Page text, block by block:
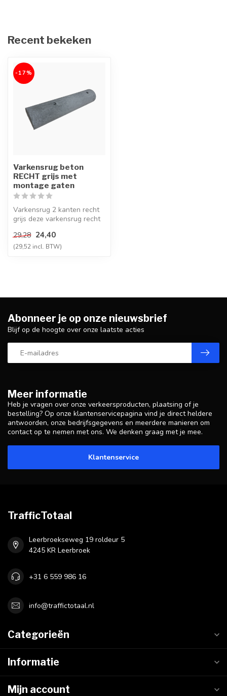
Recent bekeken
-17%
Varkensrug beton
RECHT grijs met
montage gaten
Varkensrug 2 kanten recht
grijs deze varkensrug recht
me...
29,28 24,40
(29,52 incl. BTW)
Meer informatie
Heb je vragen over onze verkeersproducten, plaatsing of je
bestelling? Op onze klantenservicepagina vind je direct heldere
antwoorden, onze bedrijfsgegevens en meerdere manieren om
contact op te nemen met ons. We denken graag met je mee.
Klantenservice
Abonneer je op onze nieuwsbrief
Blijf op de hoogte over onze laatste acties
TrafficTotaal
Leerbroekseweg 19 roldeur 5
4245 KR Leerbroek
+31 6 559 986 16
info@traffictotaal.nl
Categorieën
Informatie
Mijn account